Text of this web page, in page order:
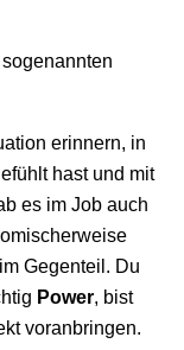
erinnern, in
hast und mit
es im Job auch
Gegenteil. Du
Power, bist
voranbringen.